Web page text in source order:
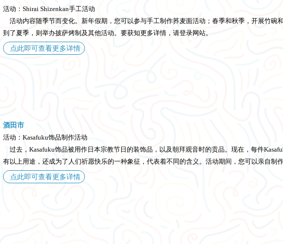
活动：Shirai Shizenkan手工活动
活动内容随季节而变化。新年假期，您可以参与手工制作荞麦面活动；春季和秋季，开展竹碗
到了夏季，则举办披萨烤制及其他活动。要获知更多详情，请登录网站。
点此即可查看更多详情
酒田市
活动：Kasafuku饰品制作活动
过去，Kasafuku饰品被用作日本宗教节日的装饰品，以及朝拜观音时的贡品。现在，每件
有以上用途，还成为了人们祈愿快乐的一种象征，代表着不同的含义。活动期间，您可以亲自制作
点此即可查看更多详情